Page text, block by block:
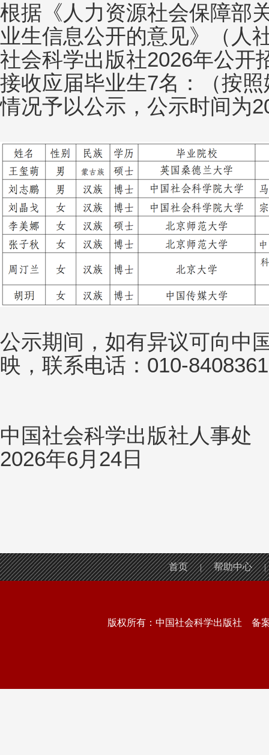
根据《人力资源社会保障部
业生信息公开的意见》（人
社会科学出版社2026年公开
接收应届毕业生7名：（按
情况予以公示，公示时间为
公示期间，如有异议可向中
映，联系电话：010-
中国社会科学出版社人事处
2026年6月24日
首页 | 帮助中心 |
版权所有：中国社会科学出版社 备